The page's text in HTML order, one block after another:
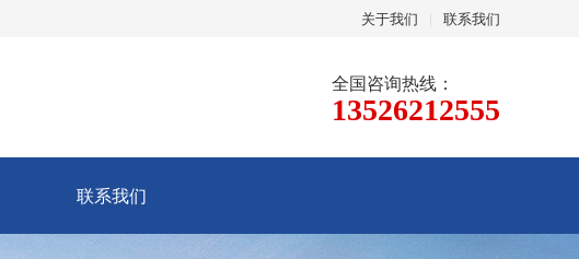
关于我们 联系我们
全国咨询热线：
13526212555
联系我们